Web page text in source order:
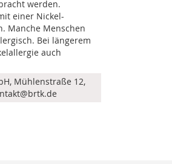
werden.
einer Nickel-
Manche Menschen
Bei längerem
auch
Mühlenstraße 12,